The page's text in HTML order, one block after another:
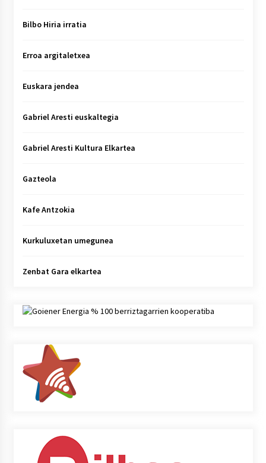
Bilbo Hiria irratia
Erroa argitaletxea
Euskara jendea
Gabriel Aresti euskaltegia
Gabriel Aresti Kultura Elkartea
Gazteola
Kafe Antzokia
Kurkuluxetan umegunea
Zenbat Gara elkartea